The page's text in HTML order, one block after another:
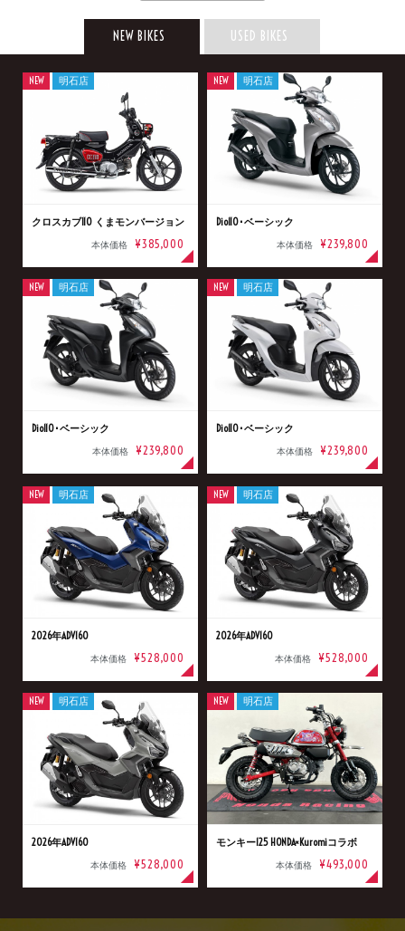
NEW BIKES USED BIKES
クロスカブ110 くまモンバージョン
本体価格 ¥385,000
NEW 明石店
Dio110･ベーシック
本体価格 ¥239,800
NEW 明石店
Dio110･ベーシック
本体価格 ¥239,800
NEW 明石店
Dio110･ベーシック
本体価格 ¥239,800
NEW 明石店
2026年ADV160
本体価格 ¥528,000
NEW 明石店
2026年ADV160
本体価格 ¥528,000
NEW 明石店
2026年ADV160
本体価格 ¥528,000
NEW 明石店
モンキー125 HONDA×Kuromiコラボ
本体価格 ¥493,000
NEW 明石店